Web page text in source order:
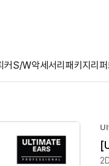
커S/W악세서리 패키지리